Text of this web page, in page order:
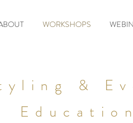
WORKSHOPS
&
Education